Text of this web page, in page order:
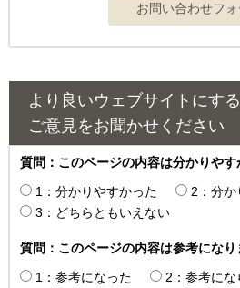
より良いウェブサイトにす
ご意見をお聞かせください
質問：このページの内容は分かりやす
1：分かりやすかった
2：分か
3：どちらともいえない
質問：このページの内容は参考になり
1：参考になった
2：参考にな